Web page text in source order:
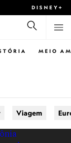
DISNEY+
MEIO
Viagem